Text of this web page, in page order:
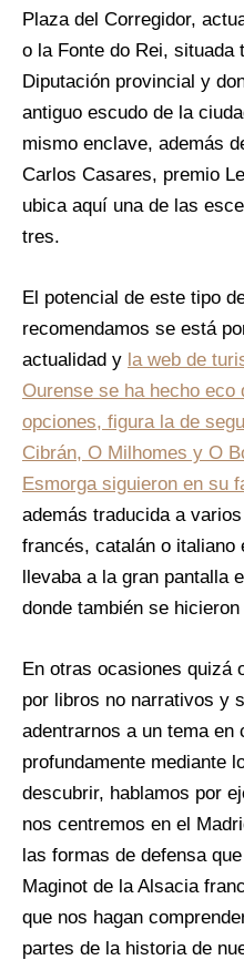
Plaza del Corregidor,
o la Fonte do Rei, situada
Diputación provincial y
antiguo escudo de la
mismo enclave, además
Carlos Casares, premio
ubica aquí una de las
tres.
El potencial de este tipo
recomendamos se está
actualidad y la web de
Ourense se ha hecho eco
opciones, figura la de
Cibrán, O Milhomes y O
Esmorga siguieron en su
además traducida a
francés, catalán o
llevaba a la gran pantalla
donde también se
En otras ocasiones quizá
por libros no narrativos y
adentrarnos a un tema
profundamente mediante
descubrir, hablamos por
nos centremos en el
las formas de defensa
Maginot de la Alsacia
que nos hagan
partes de la historia de